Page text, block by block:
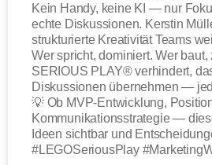
Kein Handy, keine KI — nur
echte Diskussionen. Kerstin
strukturierte Kreativität Teams
Wer spricht, dominiert. Wer
SERIOUS PLAY® verhindert,
Diskussionen übernehmen —
💡 Ob MVP-Entwicklung,
Kommunikationsstrategie —
Ideen sichtbar und
#LEGOSeriousPlay